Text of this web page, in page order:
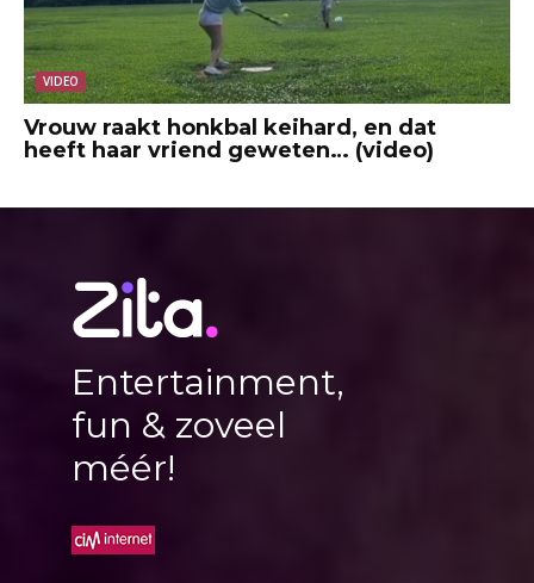
VIDEO
Vrouw raakt honkbal keihard, en dat
heeft haar vriend geweten… (video)
Entertainment,
fun & zoveel
méér!